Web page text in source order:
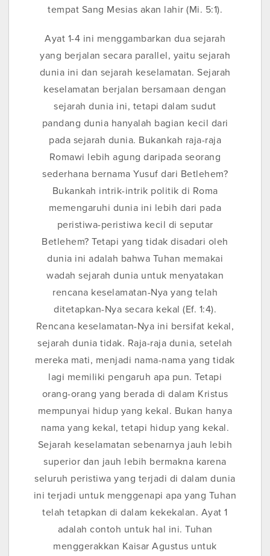
tempat Sang Mesias akan lahir (Mi. 5:1).
Ayat 1-4 ini menggambarkan dua sejarah
yang berjalan secara parallel, yaitu sejarah
dunia ini dan sejarah keselamatan. Sejarah
keselamatan berjalan bersamaan dengan
sejarah dunia ini, tetapi dalam sudut
pandang dunia hanyalah bagian kecil dari
pada sejarah dunia. Bukankah raja-raja
Romawi lebih agung daripada seorang
sederhana bernama Yusuf dari Betlehem?
Bukankah intrik-intrik politik di Roma
memengaruhi dunia ini lebih dari pada
peristiwa-peristiwa kecil di seputar
Betlehem? Tetapi yang tidak disadari oleh
dunia ini adalah bahwa Tuhan memakai
wadah sejarah dunia untuk menyatakan
rencana keselamatan-Nya yang telah
ditetapkan-Nya secara kekal (Ef. 1:4).
Rencana keselamatan-Nya ini bersifat kekal,
sejarah dunia tidak. Raja-raja dunia, setelah
mereka mati, menjadi nama-nama yang tidak
lagi memiliki pengaruh apa pun. Tetapi
orang-orang yang berada di dalam Kristus
mempunyai hidup yang kekal. Bukan hanya
nama yang kekal, tetapi hidup yang kekal.
Sejarah keselamatan sebenarnya jauh lebih
superior dan jauh lebih bermakna karena
seluruh peristiwa yang terjadi di dalam dunia
ini terjadi untuk menggenapi apa yang Tuhan
telah tetapkan di dalam kekekalan. Ayat 1
adalah contoh untuk hal ini. Tuhan
menggerakkan Kaisar Agustus untuk